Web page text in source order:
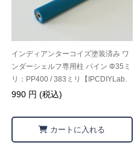
インディアンターコイズ塗装済み ワ
ンダーシェルフ専用柱 パイン Φ35ミ
リ：PP400 / 383ミリ【IPCDIYLab.
オリジナル】
990 円 (税込)
カートに入れる